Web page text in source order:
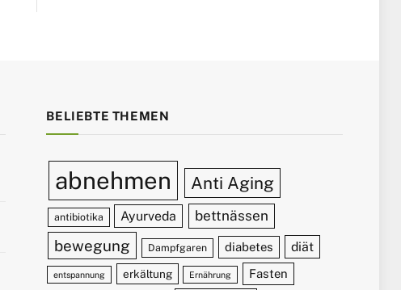
BELIEBTE THEMEN
abnehmen Anti Aging
antibiotika Ayurveda bettnässen
bewegung Dampfgaren diabetes diät
entspannung erkältung Ernährung Fasten